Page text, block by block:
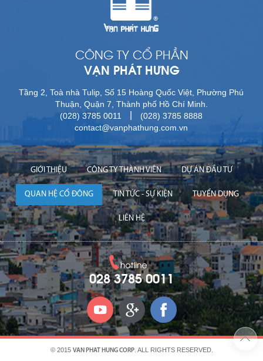
CÔNG TY CỔ PHẦN
VẠN PHÁT HƯNG
Tầng 2, Toà nhà Tulip, Số 15 Hoàng Quốc Việt, Phường Phú
Thuận, Quận 7, Thành phố Hồ Chí Minh.
(028) 3785 0011
(028) 3785 8888
contact@vanphathung.com.vn
GIỚI THIỆU CÔNG TY THÀNH VIÊN DỰ ÁN ĐẦU TƯ
QUAN HỆ CỔ ĐÔNG TIN TỨC - SỰ KIỆN TUYỂN DỤNG
LIÊN HỆ
028 3785 0011
© 2015 VAN PHAT HUNG CORP. ALL RIGHTS RESERVED.